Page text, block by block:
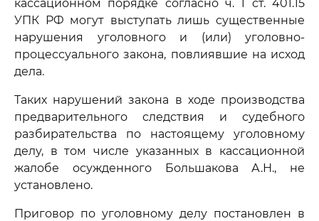
кассационном порядке согласно ч. 1 ст. 401.15
УПК РФ могут выступать лишь существенные
нарушения уголовного и (или) уголовно-
процессуального закона, повлиявшие на исход
дела.
Таких нарушений закона в ходе производства
предварительного следствия и судебного
разбирательства по настоящему уголовному
делу, в том числе указанных в кассационной
жалобе осужденного Большакова А.Н., не
установлено.
Приговор по уголовному делу постановлен в